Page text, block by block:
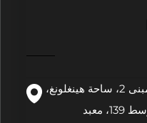
الغرفة 1002، المبنى 2، ساحة هينغلونغ،
طريق رنمين الأوسط 139، معبد